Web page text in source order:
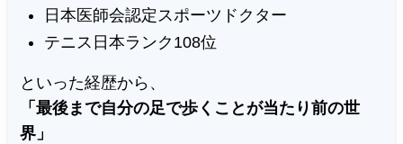
日本医師会認定スポーツドクター
テニス日本ランク108位
といった経歴から、
「最後まで自分の足で歩くことが当たり前の世
界」